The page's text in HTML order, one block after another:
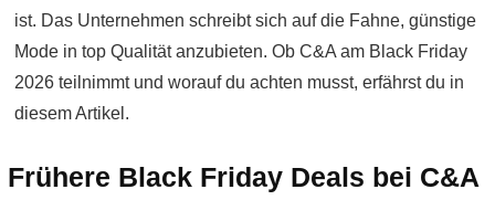
ist. Das Unternehmen schreibt sich auf die Fahne, günstige
Mode in top Qualität anzubieten. Ob C&A am Black Friday
2026 teilnimmt und worauf du achten musst, erfährst du in
diesem Artikel.
Frühere Black Friday Deals bei C&A